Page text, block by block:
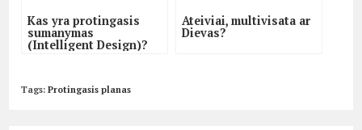
Kas yra protingasis
sumanymas
(Intelligent Design)?
Ateiviai, multivisata ar
Dievas?
Tags:Protingasis planas